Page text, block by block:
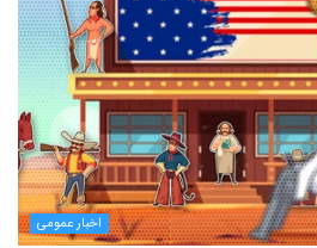
اخبار عمومی